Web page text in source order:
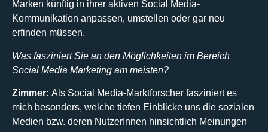
Marken künftig in ihrer aktiven Social Media-
Kommunikation anpassen, umstellen oder gar neu
erfinden müssen.
Was fasziniert Sie an den Möglichkeiten im Bereich
Social Media Marketing am meisten?
Zimmer: Als Social Media-Marktforscher fasziniert es
mich besonders, welche tiefen Einblicke uns die sozialen
Medien bzw. deren NutzerInnen hinsichtlich Meinungen